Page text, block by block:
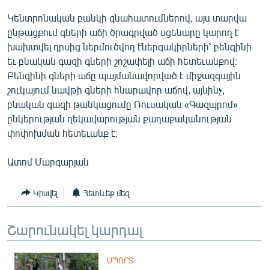
Կենտրոնական բանկի գնահատումներով, այս տարվա
ընթացքում գների աճի ծրագրված սցենարը կարող է
խախտվել դրսից ներմուծվող էներգակիրների՝ բենզինի
եւ բնական գազի գների շոշափելի աճի հետեւանքով։
Բենզինի գների աճը պայմանավորված է միջազգային
շուկայում նավթի գների հնարավոր աճով, այնինչ,
բնական գազի թանկացումը Ռուսական «Գազպրոմ»
ընկերության ղեկավարության քաղաքականության
փոփոխման հետեւանք է։
Ատոմ Մարգարյան
Կիսվել Հետևեք մեզ
Շարունակել կարդալ
ՍՊՈՐՏ